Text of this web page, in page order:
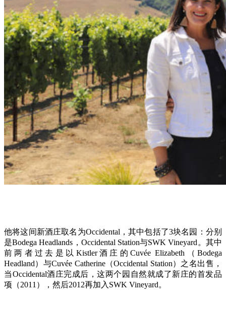
他将这间新酒庄取名为Occidental，其中包括了3块名园：分别
是Bodega Headlands，Occidental Station与SWK Vineyard。其中
前两者过去是以Kistler酒庄的Cuvée Elizabeth（Bodega
Headland）与Cuvée Catherine（Occidental Station）之名出售，
当Occidental酒庄完成后，这两个园自然就成了新庄的首发品
项（2011），然后2012再加入SWK Vineyard。